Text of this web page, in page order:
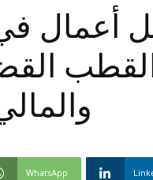
أعمال
WhatsApp